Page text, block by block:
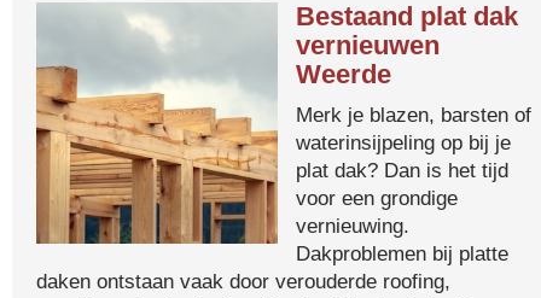
Bestaand plat dak
vernieuwen
Weerde
Merk je blazen, barsten of
waterinsijpeling op bij je
plat dak? Dan is het tijd
voor een grondige
vernieuwing.
Dakproblemen bij platte
daken ontstaan vaak door verouderde roofing,